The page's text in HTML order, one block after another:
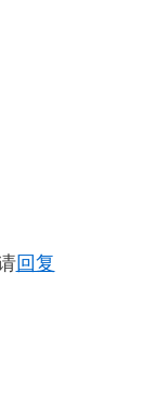
回复